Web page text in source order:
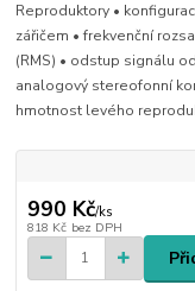
Reproduktory •
zářičem • frekvenční
(RMS) • odstup signálu
analogový stereofonní
hmotnost levého
990 Kč/ks
818 Kč bez DPH